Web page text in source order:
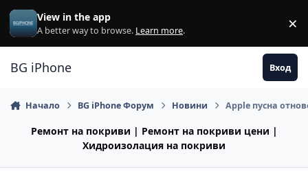
Премини към съдържанието
View in the app
A better way to browse. Learn more. ×
BG iPhone Вход
Начало BG iPhone Форум Новини Apple пусна
Ремонт на покриви | Ремонт на покриви цени |
Хидроизолация на покриви